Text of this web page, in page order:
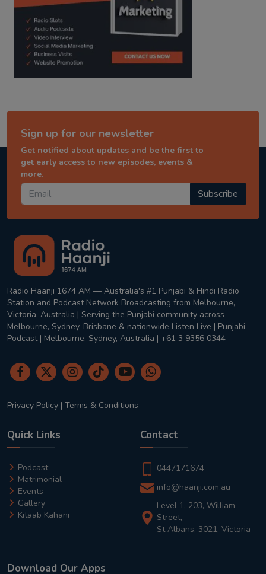
Sign up for our newsletter
Get notified about updates and be the first to
get early access to new episodes, events &
more.
Subscribe
Radio Haanji 1674 AM — Australia's #1 Punjabi & Hindi Radio
Station and Podcast Network Broadcasting from Melbourne,
Victoria, Australia | Serving the Punjabi community across
Melbourne, Sydney, Brisbane & nationwide Listen Live | Punjabi
Podcast | Melbourne, Sydney, Australia | +61 3 9356 0344
Privacy Policy | Terms & Conditions
Quick Links
Podcast
Matrimonial
Events
Gallery
Kitaab Kahani
Contact
0447171674
info@haanji.com.au
Level 1, 203, William
Street,
St Albans, 3021, Victoria
Download Our Apps